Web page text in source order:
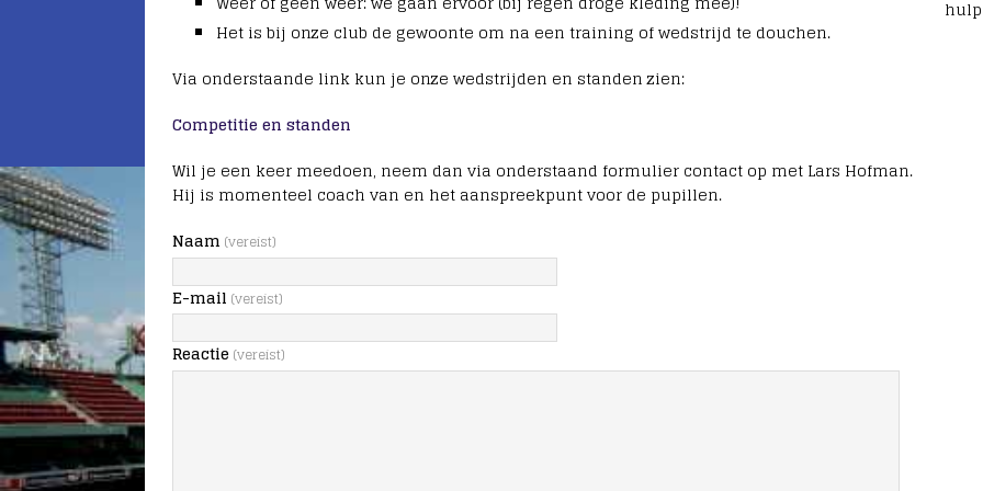
Het is bij onze club de gewoonte om na een training of wedstrijd te douchen.
Via onderstaande link kun je onze wedstrijden en standen zien:
Competitie en standen
Wil je een keer meedoen, neem dan via onderstaand formulier contact op met Lars Hofman.
Hij is momenteel coach van en het aanspreekpunt voor de pupillen.
Naam (vereist)
E-mail (vereist)
Reactie (vereist)